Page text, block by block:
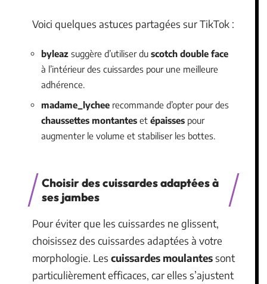
Voici quelques astuces partagées sur TikTok :
byleaz suggère d’utiliser du scotch double face
à l’intérieur des cuissardes pour une meilleure
adhérence.
madame_lychee recommande d’opter pour des
chaussettes montantes et épaisses pour
augmenter le volume et stabiliser les bottes.
Choisir des cuissardes adaptées à
ses jambes
Pour éviter que les cuissardes ne glissent,
choisissez des cuissardes adaptées à votre
morphologie. Les cuissardes moulantessont
particulièrement efficaces, car elles s’ajustent